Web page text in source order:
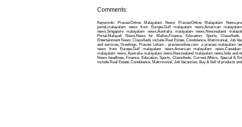
Comments:
Keywords: PravasiOnline Malayalam News PravasiOnline Malayalam
portal,malayalam news from Europe,Gulf malayalam news,American
news,Singapore malayalam news,Australia malayalam news,Newzealand
Portal,Malayali News,News for Mallus,Finance, Education, Sports,
Entertainment News. Classifieds include Real Estate, Condolence, Matrimonial, Job
and services, Greetings. Pravasi Lokam - pravasionline.com- a pravasi malayalam
news from Europe,Gulf malayalam news,American malayalam news,Canadian
malayalam news, Australia malayalam news,Newzealand malayalam news,Inda and
News headlines, Finance, Education, Sports, Classifieds, Current Affairs, Special &
include Real Estate, Condolence, Matrimonial, Job Vacancies, Buy & Sell of products